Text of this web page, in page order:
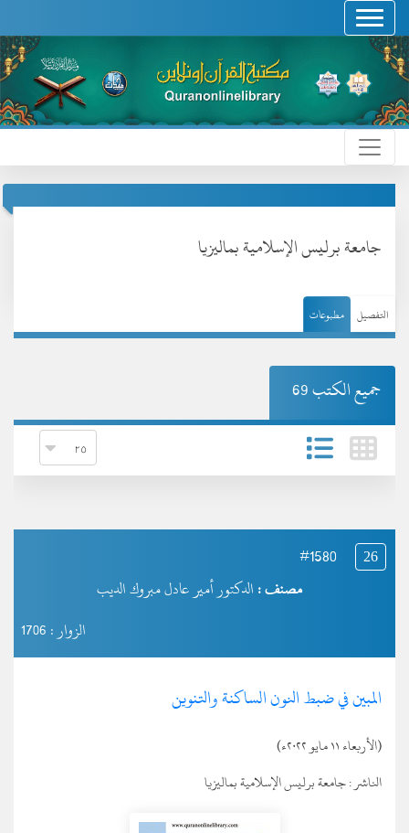
جامعة برليس الإسلامية بماليزيا
التفصيل مطبوعات
جميع الكتب 69
26
#1580
مصنف : الدكتور أمير عادل مبروك الديب
الزوار : 1706
المبين في ضبط النون الساكنة والتنوين
(الأربعاء ١١ مايو ٢٠٢٢ء)
الناشر :جامعة برليس الإسلامية بماليزيا